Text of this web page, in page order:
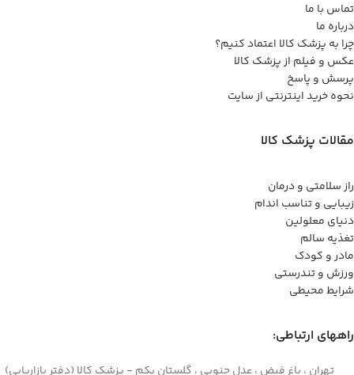
تماس با ما
درباره ما
چرا به پزشک کالا اعتماد کنیم؟
عکس و فیلم از پزشک کالا
پرسش و پاسخ
نحوه خرید اینترنتی از سایت
مقالات پزشک کالا
راز سلامتی و درمان
زیبایی و تناسب اندام
دنیای معلولین
تغذیه سالم
مادر و کودک
ورزش و تندرستی
شرایط محیطی
راههای ارتباطی:
تهران ، باغ فیض ، عدل جنوبی ، گلستان یکم - پزشک کالا (دفتر بازاریابی)